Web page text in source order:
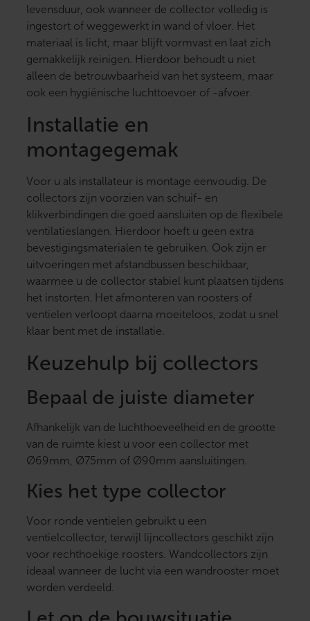
levensduur, ook wanneer de collector volledig is
ingestort of weggewerkt in wand of vloer. Het
materiaal is licht, maar blijft vormvast en laat zich
gemakkelijk reinigen. Hierdoor behoudt u niet
alleen de betrouwbaarheid van het systeem, maar
ook een hygiënische luchttoevoer of -afvoer.
Installatie en
montagegemak
Voor u als installateur is montage eenvoudig. De
collectors zijn voorzien van schuif- en
klikverbindingen die goed aansluiten op de flexibele
ventilatieslangen. Hierdoor hoeft u geen extra
bevestigingsmaterialen te gebruiken. Ook zijn er
uitvoeringen met afstandbussen beschikbaar,
waarmee u de collector stabiel kunt plaatsen tijdens
het instorten. Het afmonteren van roosters of
ventielen verloopt daarna moeiteloos, zodat u snel
klaar bent met de installatie.
Keuzehulp bij collectors
Bepaal de juiste diameter
Afhankelijk van de luchthoeveelheid en de grootte
van de ruimte kiest u voor een collector met
Ø69mm, Ø75mm of Ø90mm aansluitingen.
Kies het type collector
Voor ronde ventielen gebruikt u een
ventielcollector, terwijl lijncollectors geschikt zijn
voor rechthoekige roosters. Wandcollectors zijn
ideaal wanneer de lucht via een wandrooster moet
worden verdeeld.